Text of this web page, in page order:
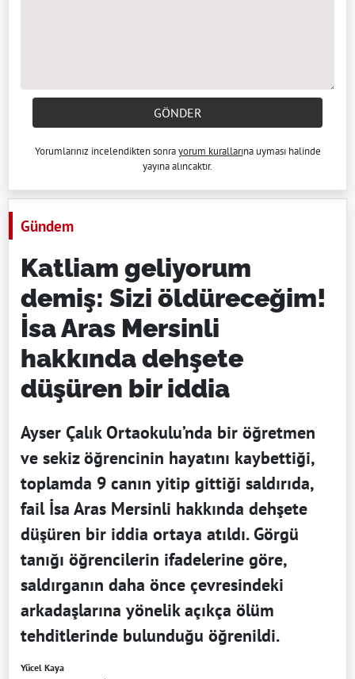
GÖNDER
Yorumlarınız incelendikten sonrayorum kurallarına uyması halinde
yayına alıncaktır.
Gündem
Katliam geliyorum
demiş: Sizi öldüreceğim!
İsa Aras Mersinli
hakkında dehşete
düşüren bir iddia
Ayser Çalık Ortaokulu’nda bir öğretmen
ve sekiz öğrencinin hayatını kaybettiği,
toplamda 9 canın yitip gittiği saldırıda,
fail İsa Aras Mersinli hakkında dehşete
düşüren bir iddia ortaya atıldı. Görgü
tanığı öğrencilerin ifadelerine göre,
saldırganın daha önce çevresindeki
arkadaşlarına yönelik açıkça ölüm
tehditlerinde bulunduğu öğrenildi.
Yücel Kaya